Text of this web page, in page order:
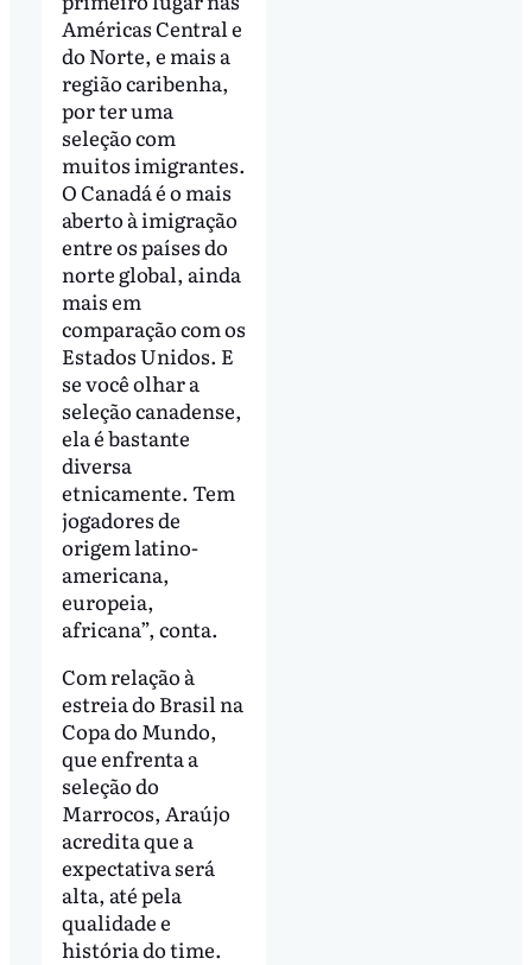
Américas Central e
do Norte, e mais a
região caribenha,
por ter uma
seleção com
muitos imigrantes.
O Canadá é o mais
aberto à imigração
entre os países do
norte global, ainda
mais em
comparação com os
Estados Unidos. E
se você olhar a
seleção canadense,
ela é bastante
diversa
etnicamente. Tem
jogadores de
origem latino-
americana,
europeia,
africana”, conta.
Com relação à
estreia do Brasil na
Copa do Mundo,
que enfrenta a
seleção do
Marrocos, Araújo
acredita que a
expectativa será
alta, até pela
qualidade e
história do time.